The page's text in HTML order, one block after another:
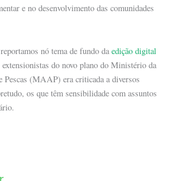
e no desenvolvimento das comunidades
nó tema de fundo daedição digital
extensionistas do novo plano do Ministério da
(MAAP) era criticada a diversos
os que têm sensibilidade com assuntos